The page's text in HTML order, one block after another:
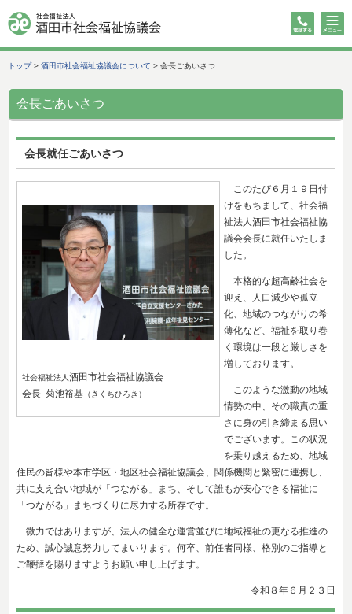
トップ> 酒田市社会福祉協議会について > 会長ごあいさつ
会長ごあいさつ
会長就任ごあいさつ
社会福祉法人酒田市社会福祉協議会
会長 菊池裕基 （きくちひろき）
このたび６月１９日付
けをもちまして、社会福
祉法人酒田市社会福祉協
議会会長に就任いたしま
した。
本格的な超高齢社会を
迎え、人口減少や孤立
化、地域のつながりの希
薄化など、福祉を取り巻
く環境は一段と厳しさを
増しております。
このような激動の地域
情勢の中、その職責の重
さに身の引き締まる思い
でございます。この状況
を乗り越えるため、地域
住民の皆様や本市学区・地区社会福祉協議会、関係機関と緊密に連携し、
共に支え合い地域が「つながる」まち、そして誰もが安心できる福祉に
「つながる」まちづくりに尽力する所存です。
微力ではありますが、法人の健全な運営並びに地域福祉の更なる推進の
ため、誠心誠意努力してまいります。何卒、前任者同様、格別のご指導と
ご鞭撻を賜りますようお願い申し上げます。
令和８年６ 月２３ 日